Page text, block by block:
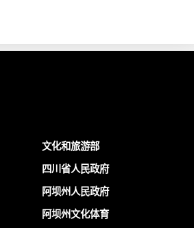
文化和旅游部
四川省人民政府
阿坝州人民政府
阿坝州文化体育